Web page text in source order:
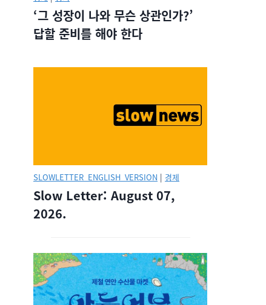
‘그 성장이 나와 무슨 상관인가?’
답할 준비를 해야 한다
SLOWLETTER_ENGLISH_VERSION | 경제
Slow Letter: August 07,
2026.